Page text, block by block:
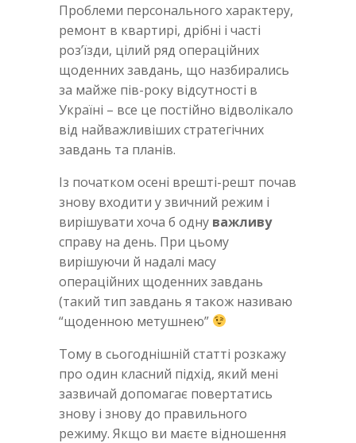
Проблеми персонального характеру,
ремонт в квартирі, дрібні і часті
роз’їзди, цілий ряд операційних
щоденних завдань, що назбирались
за майже пів-року відсутності в
Україні – все це постійно відволікало
від найважливіших стратегічних
завдань та планів.
Із початком осені врешті-решт почав
знову входити у звичний режим і
вирішувати хоча б одну важливу
справу на день. При цьому
вирішуючи й надалі масу
операційних щоденних завдань
(такий тип завдань я також називаю
“щоденною метушнею”
Тому в сьогоднішній статті розкажу
про один класний підхід, який мені
зазвичай допомагає повертатись
знову і знову до правильного
режиму. Якщо ви маєте відношення